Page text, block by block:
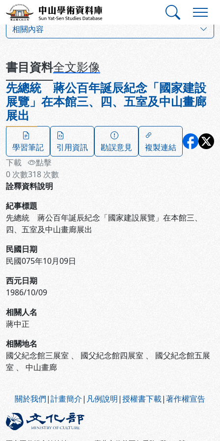
跳到主要內容
中山學術資料庫
相關內容
書目資料全文影像
先總統 蔣公百年誕辰紀念「國家建設
展覽」在本館三、四、五室及中山畫廊
展出
學習筆記 引用資訊 勘誤意見
複製連結
下載
0 次數
點擊
318 次數
詮釋資料說明
紀事標題
先總統 蔣公百年誕辰紀念「國家建設展覽」在本館三、
四、五室及中山畫廊展出
民國日期
民國075年10月09日
西元日期
1986/10/09
相關人名
蔣中正
相關地名
國父紀念館三展室 、 國父紀念館四展室 、 國父紀念館五展
室 、 中山畫廊
關於我們|計畫簡介| 凡例說明|授權書下載|著作權宣告